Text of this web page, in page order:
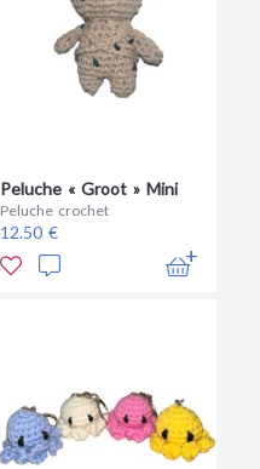
Peluche « Groot » Mini
Peluche crochet
12.50 €